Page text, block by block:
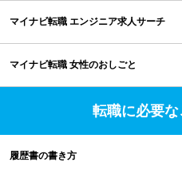
マイナビ転職 エンジニア求人サーチ
マイナビ転職 女性のおしごと
転職に必要
履歴書の書き方